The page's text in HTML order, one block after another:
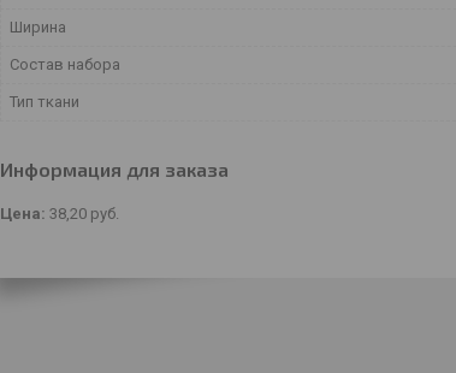
Ширина
Состав набора
Тип ткани
Информация для заказа
Цена: 38,20 руб.